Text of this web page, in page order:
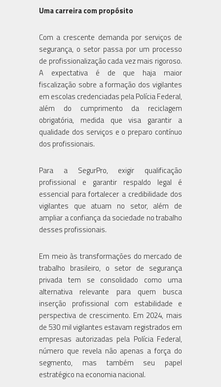
Uma carreira com propósito
Com a crescente demanda por serviços de
segurança, o setor passa por um processo
de profissionalização cada vez mais rigoroso.
A expectativa é de que haja maior
fiscalização sobre a formação dos vigilantes
em escolas credenciadas pela Polícia Federal,
além do cumprimento da reciclagem
obrigatória, medida que visa garantir a
qualidade dos serviços e o preparo contínuo
dos profissionais.
Para a SegurPro, exigir qualificação
profissional e garantir respaldo legal é
essencial para fortalecer a credibilidade dos
vigilantes que atuam no setor, além de
ampliar a confiança da sociedade no trabalho
desses profissionais.
Em meio às transformações do mercado de
trabalho brasileiro, o setor de segurança
privada tem se consolidado como uma
alternativa relevante para quem busca
inserção profissional com estabilidade e
perspectiva de crescimento. Em 2024, mais
de 530 mil vigilantes estavam registrados em
empresas autorizadas pela Polícia Federal,
número que revela não apenas a força do
segmento, mas também seu papel
estratégico na economia nacional.